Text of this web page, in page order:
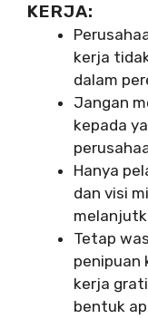
KERJA:
kerja
dalam
Jangan
kepada
Hanya
dan visi
Tetap
penipuan
kerja
bentuk